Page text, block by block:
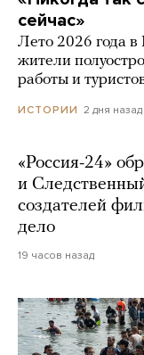
сейчас»
Лето 2026 года
жители
работы и
ИСТОРИИ 2 дня назад
«Россия-24»
и
создателей
дело
19 часов назад